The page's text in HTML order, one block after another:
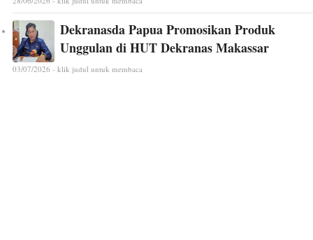
Dekranasda Papua Promosikan Produk
Unggulan di HUT Dekranas Makassar
03/07/2026 - klik judul untuk membaca